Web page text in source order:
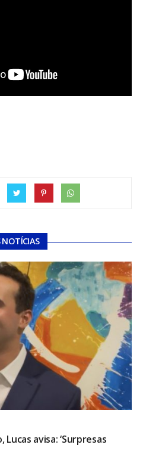
NOTÍCIAS
avisa: ‘Surpresas